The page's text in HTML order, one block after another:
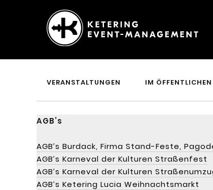
Ketering
Event-
VERANSTALTUNGEN IM
AGB’s
AGB’s Burdack, Firma Stand-Feste,
AGB’s Karneval der Kulturen Straßenfest
AGB’s Karneval der Kulturen
AGB’s Ketering Lucia Weihnachtsmarkt